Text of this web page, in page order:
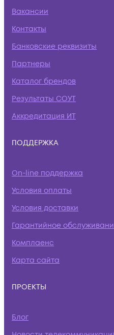
Вакансии
Контакты
Банковские реквизиты
Партнеры
Каталог брендов
Результаты СОУТ
Аккредитация ИТ
ПОДДЕРЖКА
On-line поддержка
Условия оплаты
Условия доставки
Гарантийное
Комплаенс
Карта сайта
ПРОЕКТЫ
Блог